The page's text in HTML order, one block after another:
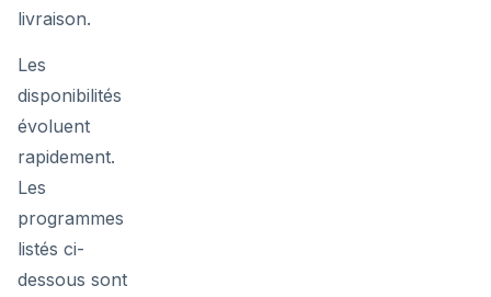
livraison.
Les
disponibilités
évoluent
rapidement.
Les
programmes
listés ci-
dessous sont